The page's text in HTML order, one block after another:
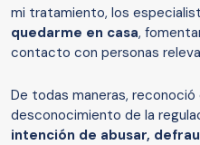
mi tratamiento, los
quedarme en casa,
contacto con personas
De todas maneras,
desconocimiento de la
intención de abusar,